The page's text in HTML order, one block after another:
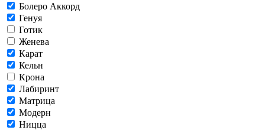
Болеро Аккорд
Генуя
Готик
Женева
Карат
Кельн
Крона
Лабиринт
Матрица
Модерн
Ницца